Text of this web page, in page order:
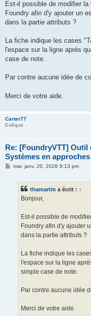
g
Est-il possible de modifier
Foundry afin d'y ajouter un
dans la partie attributs ?
La fiche indique les cases
l'espace sur la ligne après
case de note.
Par contre aucune idée de
Merci de votre aide.
Carter77
Evêque
Re: [FoundryVTT] Outil
Systèmes en approches
Mmar. janv. 20, 2026 9:13 pm
thamartin a écrit : ↑
Bonjour,
Est-il possible de
Foundry afin d'y ajouter
dans la partie attributs ?
La fiche indique les
l'espace sur la ligne
simple case de note.
Par contre aucune idée
Merci de votre aide.